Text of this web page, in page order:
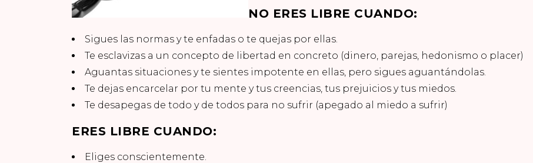
NO ERES LIBRE CUANDO:
Sigues las normas y te enfadas o te quejas por ellas.
Te esclavizas a un concepto de libertad en concreto (dinero, parejas, hedonismo o placer)
Aguantas situaciones y te sientes impotente en ellas, pero sigues aguantándolas.
Te dejas encarcelar por tu mente y tus creencias, tus prejuicios y tus miedos.
Te desapegas de todo y de todos para no sufrir (apegado al miedo a sufrir)
ERES LIBRE CUANDO:
Eliges conscientemente.